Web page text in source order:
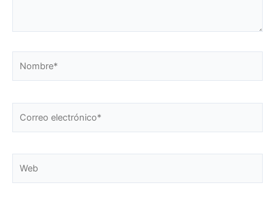
electrónico*